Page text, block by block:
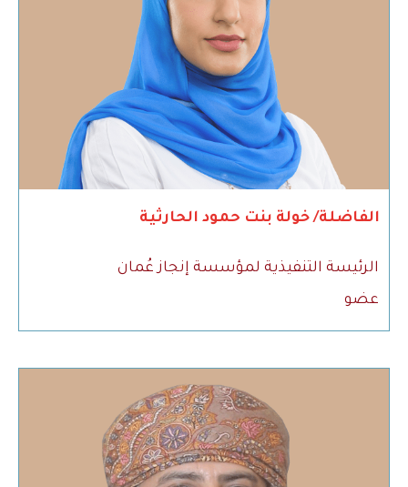
الفاضلة/ خولة بنت حمود الحارثية
الرئيسة التنفيذية لمؤسسة إنجاز عُمان
عضو